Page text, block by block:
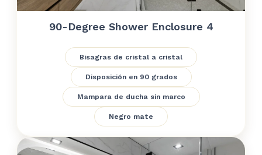
90-Degree Shower Enclosure 4
Bisagras de cristal a cristal
Disposición en 90 grados
Mampara de ducha sin marco
Negro mate